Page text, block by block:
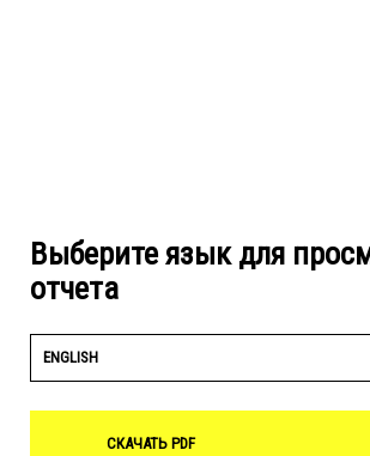
Выберите язык для
отчета
ENGLISH
СКАЧАТЬ PDF